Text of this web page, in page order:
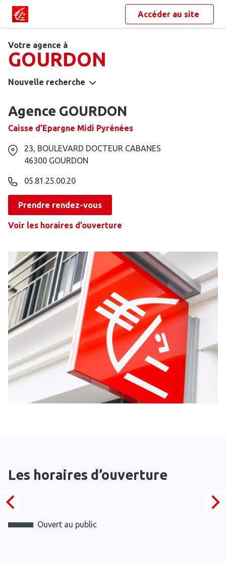
Accéder au site
Votre agence à
GOURDON
Nouvelle recherche
Agence GOURDON
Caisse d’Epargne Midi Pyrénées
23, BOULEVARD DOCTEUR CABANES
46300 GOURDON
05.81.25.00.20
Prendre rendez-vous
Voir les horaires d’ouverture
Les horaires d’ouverture
Ouvert au public